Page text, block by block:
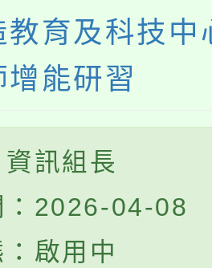
教育及科技
能研習
訊組長
：2026-04-08
啟用中